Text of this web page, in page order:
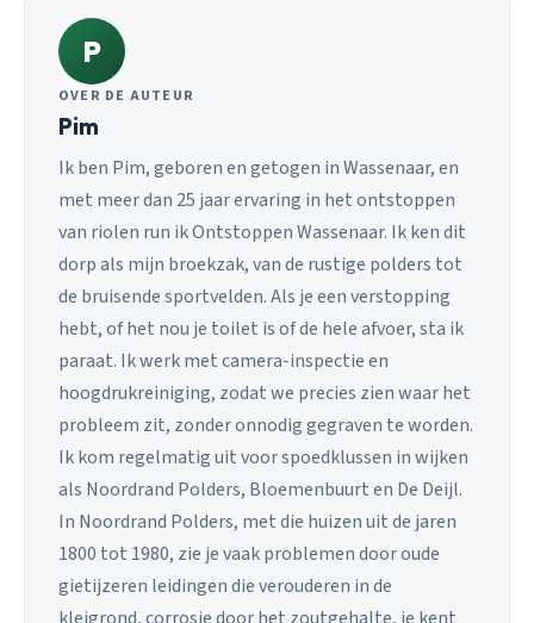
P
OVER DE AUTEUR
Pim
Ik ben Pim, geboren en getogen in Wassenaar, en
met meer dan 25 jaar ervaring in het ontstoppen
van riolen run ik Ontstoppen Wassenaar. Ik ken dit
dorp als mijn broekzak, van de rustige polders tot
de bruisende sportvelden. Als je een verstopping
hebt, of het nou je toilet is of de hele afvoer, sta ik
paraat. Ik werk met camera-inspectie en
hoogdrukreiniging, zodat we precies zien waar het
probleem zit, zonder onnodig gegraven te worden.
Ik kom regelmatig uit voor spoedklussen in wijken
als Noordrand Polders, Bloemenbuurt en De Deijl.
In Noordrand Polders, met die huizen uit de jaren
1800 tot 1980, zie je vaak problemen door oude
gietijzeren leidingen die verouderen in de